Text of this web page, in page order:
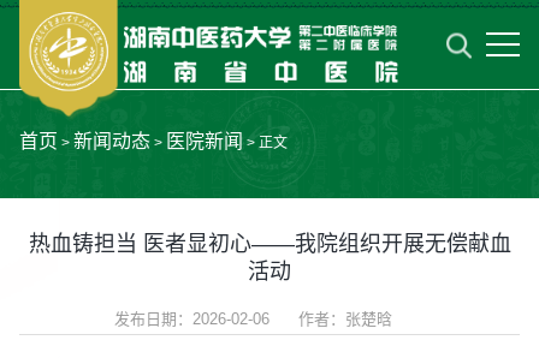
首页 > 新闻动态> 医院新闻> 正文
热血铸担当 医者显初心——我院组织开展无偿献血
活动
发布日期：2026-02-06 作者：张楚晗